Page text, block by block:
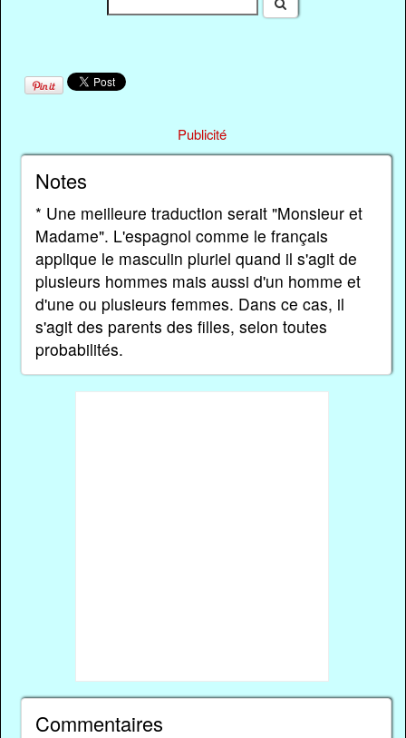
Publicité
Notes
* Une meilleure traduction serait "Monsieur et
Madame". L'espagnol comme le français
applique le masculin pluriel quand il s'agit de
plusieurs hommes mais aussi d'un homme et
d'une ou plusieurs femmes. Dans ce cas, il
s'agit des parents des filles, selon toutes
probabilités.
Commentaires